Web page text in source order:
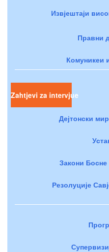
Извјештаји
Правни
Комуникеи
Zahtjevi za intervjue
Дејтонски
Закони
Резолуције